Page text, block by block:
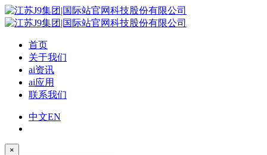
首页
关于我们
ai资讯
ai应用
联系我们
中文EN
×